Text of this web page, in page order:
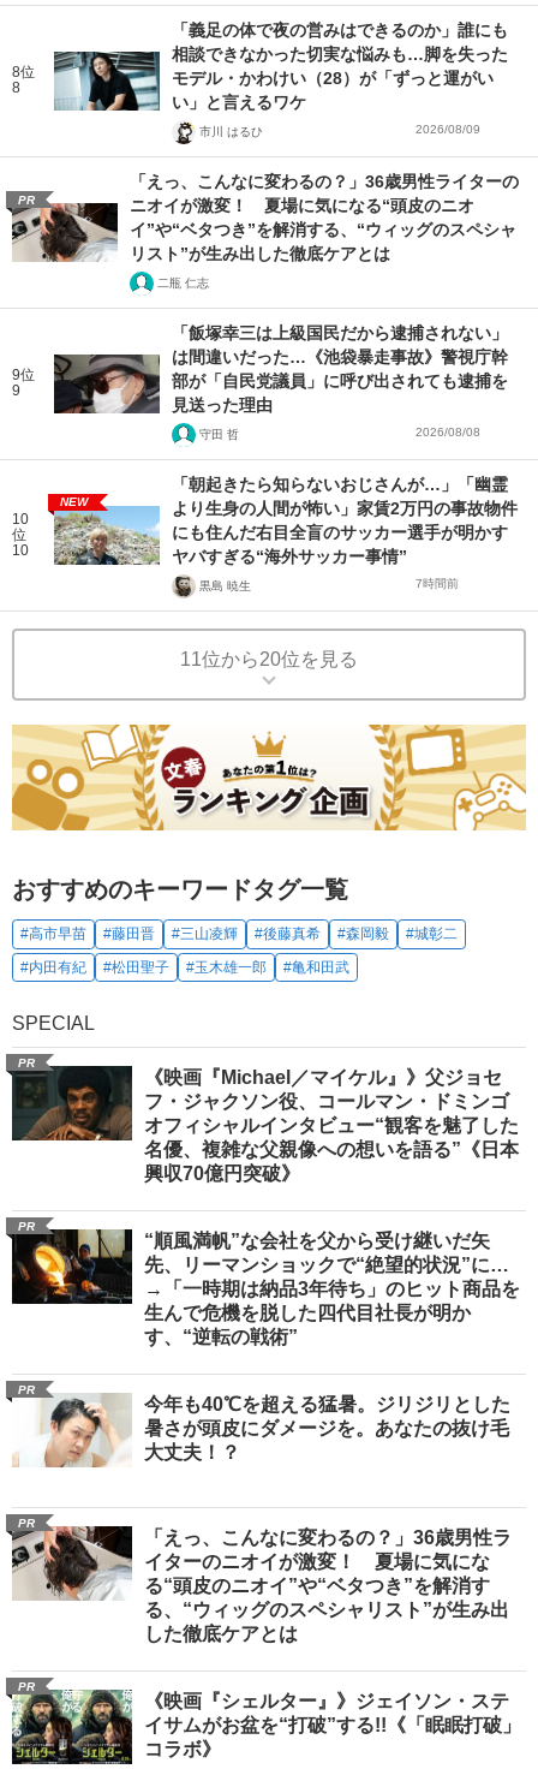
8位
8
「義足の体で夜の営みはできるのか」誰にも
相談できなかった切実な悩みも…脚を失った
モデル・かわけい（28）が「ずっと運がい
い」と言えるワケ
市川 はるひ 2026/08/09
PR
「えっ、こんなに変わるの？」36歳男性ライターの
ニオイが激変！ 夏場に気になる“頭皮のニオ
イ”や“ベタつき”を解消する、“ウィッグのスペシャ
リスト”が生み出した徹底ケアとは
二瓶 仁志
9位
9
「飯塚幸三は上級国民だから逮捕されない」
は間違いだった…《池袋暴走事故》警視庁幹
部が「自民党議員」に呼び出されても逮捕を
見送った理由
守田 哲 2026/08/08
10
位
10
NEW
「朝起きたら知らないおじさんが…」「幽霊
より生身の人間が怖い」家賃2万円の事故物件
にも住んだ右目全盲のサッカー選手が明かす
ヤバすぎる“海外サッカー事情”
黒島 暁生 7時間前
11位から20位を見る
おすすめのキーワードタグ一覧
#高市早苗 #藤田晋 #三山凌輝 #後藤真希 #森岡毅
#城彰二
#内田有紀
#松田聖子 #玉木雄一郎 #亀和田武
SPECIAL
PR
《映画『Michael／マイケル』》父ジョセ
フ・ジャクソン役、コールマン・ドミンゴ
オフィシャルインタビュー“観客を魅了した
名優、複雑な父親像への想いを語る”《日本
興収70億円突破》
PR
“順風満帆”な会社を父から受け継いだ矢
先、リーマンショックで“絶望的状況”に…
→「一時期は納品3年待ち」のヒット商品を
生んで危機を脱した四代目社長が明か
す、“逆転の戦術”
PR
今年も40℃を超える猛暑。ジリジリとした
暑さが頭皮にダメージを。あなたの抜け毛
大丈夫！？
PR
「えっ、こんなに変わるの？」36歳男性ラ
イターのニオイが激変！ 夏場に気にな
る“頭皮のニオイ”や“ベタつき”を解消す
る、“ウィッグのスペシャリスト”が生み出
した徹底ケアとは
PR
《映画『シェルター』》ジェイソン・ステ
イサムがお盆を“打破”する!!《「眠眠打破」
コラボ》